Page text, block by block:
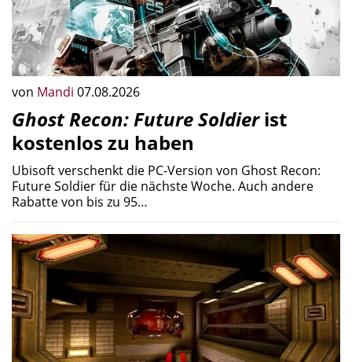
von Mandi 07.08.2026
Ghost Recon: Future Soldierist
kostenlos zu haben
Ubisoft verschenkt die PC-Version von Ghost Recon:
Future Soldier für die nächste Woche. Auch andere
Rabatte von bis zu 95…